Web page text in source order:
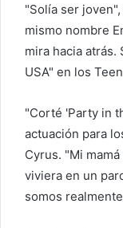
"Solía ​​ser
mismo nombre
mira hacia atrás.
USA" en los
"Corté 'Party in
actuación para
Cyrus. "Mi
viviera en un
somos